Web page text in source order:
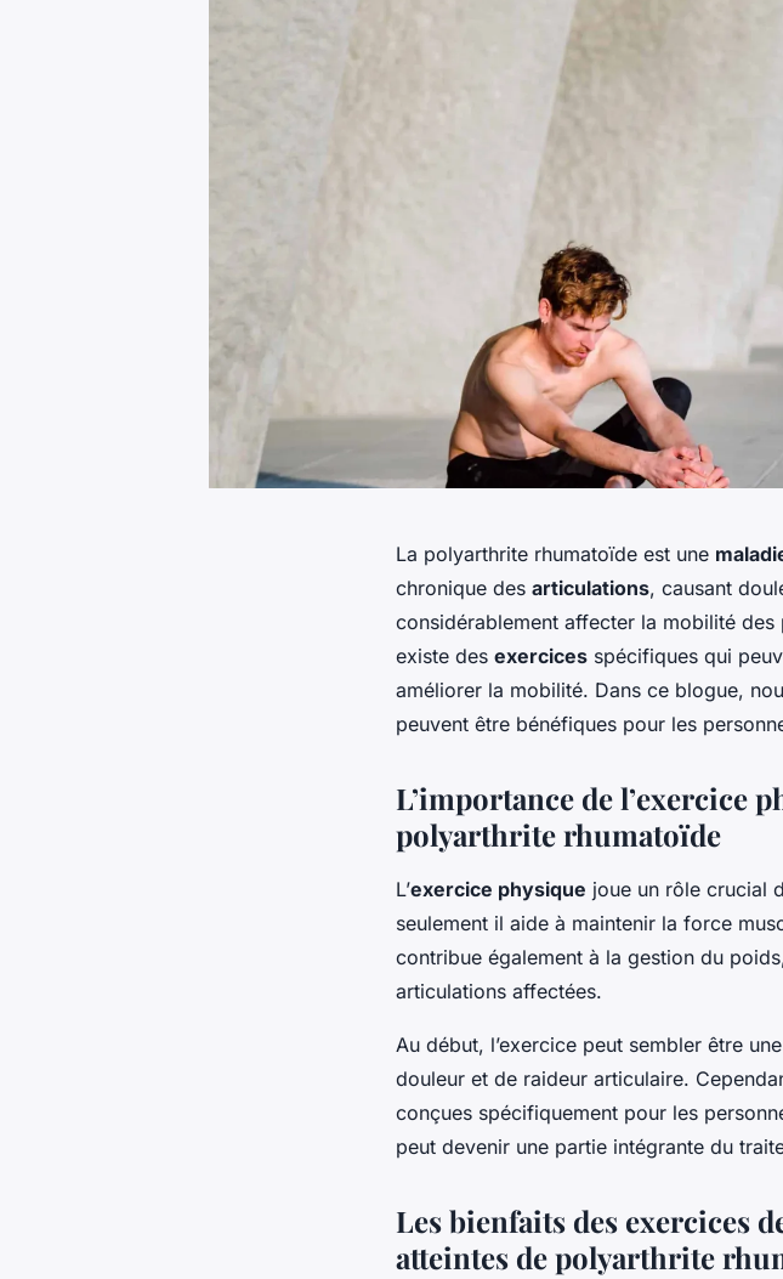
La polyarthrite rhumatoïde est une
chronique des articulations, causant
considérablement affecter la mobilité des
existe des exercices spécifiques qui
améliorer la mobilité. Dans ce blogue,
peuvent être bénéfiques pour les
L’importance de l’exercice
polyarthrite rhumatoïde
L’exercice physique joue un rôle crucial
seulement il aide à maintenir la force
contribue également à la gestion du
articulations affectées.
Au début, l’exercice peut sembler être
douleur et de raideur articulaire.
conçues spécifiquement pour les
peut devenir une partie intégrante du
Les bienfaits des exercices
atteintes de polyarthrite